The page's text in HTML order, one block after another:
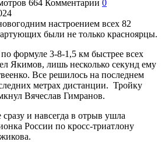
664 Комментарии 0
настроением всех 82
были не только красноярцы.
формуле 3-8-1,5 км быстрее всех
Якимов, лишь несколько секунд ему
Все решилось на последнем
метрах дистанции. Тройку
Вячеслав Гимранов.
и навсегда в отрыв ушла
России по кросс-триатлону